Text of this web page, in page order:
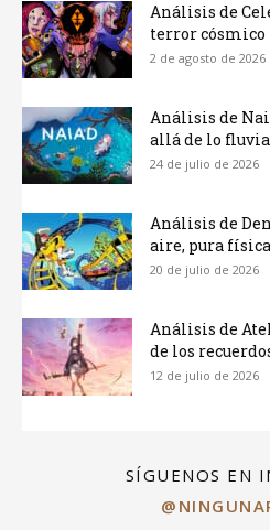
Análisis de
terror cósmico
2 de agosto de 2026
Análisis de
allá de lo
24 de julio de 2026
Análisis de
aire, pura física
20 de julio de 2026
Análisis de
de los
12 de julio de 2026
SÍGUENOS EN